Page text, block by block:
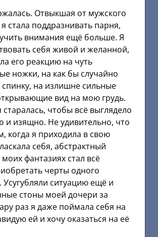
Отвыкшая от мужского
стала поддразнивать парня,
внимания ещё больше. Я
себя живой и желанной,
его реакцию на чуть
ножки, на как бы случайно
спинку, на излишне сильные
вид на мою грудь.
чтобы всё выглядело
и изящно. Не удивительно, что
когда я приходила в свою
себя, абстрактный
фантазиях стал всё
черты одного
Усугубляли ситуацию ещё и
стоны моей дочери за
раз я даже поймала себя на
ей и хочу оказаться на её